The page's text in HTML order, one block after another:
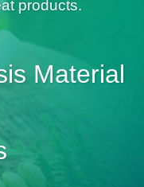
products.
Material